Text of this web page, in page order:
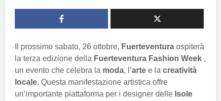
Il prossimo sabato, 26 ottobre, Fuerteventura ospiterà
la terza edizione della Fuerteventura Fashion Week ,
un evento che celebra la moda, l’arte e la creatività
locale. Questa manifestazione artistica offre
un’importante piattaforma per i designer delle Isole